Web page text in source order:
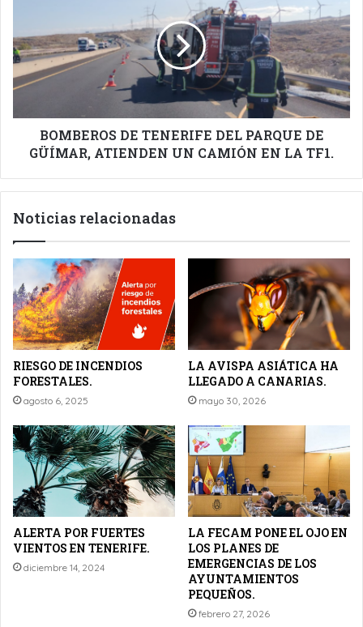
PARQUE
DE
GÜÍMAR,
UN
CAMIÓNBOMBEROS DE TENERIFE DEL PARQUE DE
GÜÍMAR, ATIENDEN UN CAMIÓN EN LA TF1.
Noticias relacionadas
RIESGO DE INCENDIOS
FORESTALES.
agosto 6, 2025
LA AVISPA ASIÁTICA HA
LLEGADO A CANARIAS.
mayo 30, 2026
ALERTA POR FUERTES
VIENTOS EN TENERIFE.
diciembre 14, 2024
LA FECAM PONE EL OJO EN
LOS PLANES DE
EMERGENCIAS DE LOS
AYUNTAMIENTOS
PEQUEÑOS.
febrero 27, 2026